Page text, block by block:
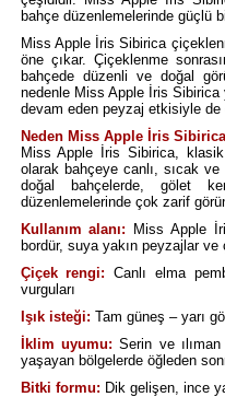
bahçe düzenlemelerinde güçlü
Miss Apple İris Sibirica
öne çıkar. Çiçeklenme
bahçede düzenli ve doğal
nedenle Miss Apple İris
devam eden peyzaj etkisiyle de
Neden Miss Apple İris
Miss Apple İris Sibirica,
olarak bahçeye canlı, sıcak
doğal bahçelerde, gölet
düzenlemelerinde çok zarif
Kullanım alanı: Miss Apple
bordür, suya yakın peyzajlar ve
Çiçek rengi: Canlı elma
vurguları
Işık isteği: Tam güneş – yarı
İklim uyumu: Serin ve
yaşayan bölgelerde öğleden
Bitki formu: Dik gelişen, ince